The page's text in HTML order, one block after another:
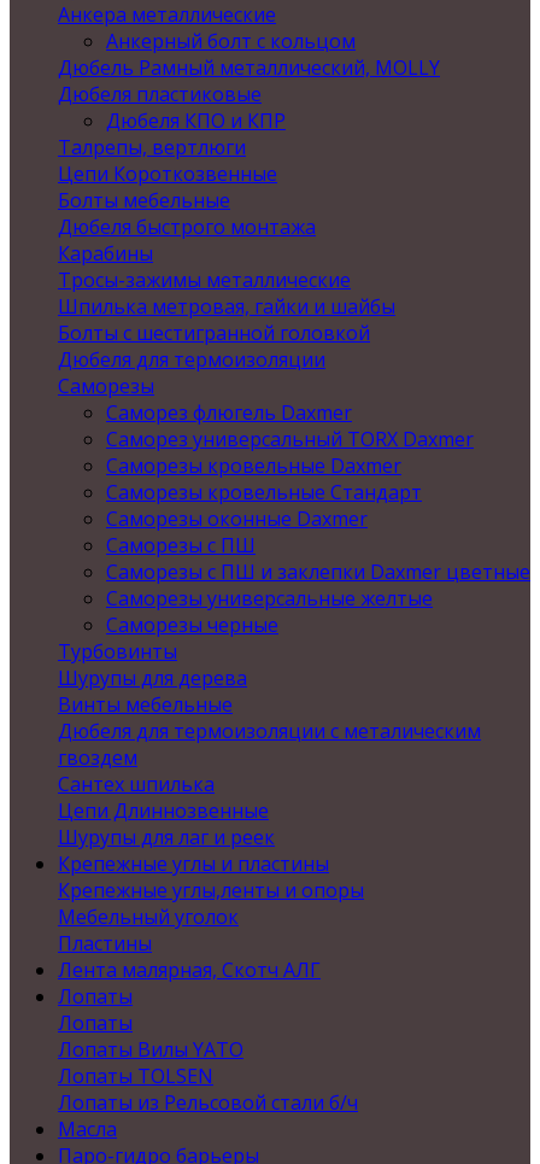
Анкера металлические
Анкерный болт с кольцом
Дюбель Рамный металлический, MOLLY
Дюбеля пластиковые
Дюбеля КПО и КПР
Талрепы, вертлюги
Цепи Короткозвенные
Болты мебельные
Дюбеля быстрого монтажа
Карабины
Тросы-зажимы металлические
Шпилька метровая, гайки и шайбы
Болты с шестигранной головкой
Дюбеля для термоизоляции
Саморезы
Саморез флюгель Daxmer
Саморез универсальный TORX Daxmer
Саморезы кровельные Daxmer
Саморезы кровельные Стандарт
Саморезы оконные Daxmer
Саморезы с ПШ
Саморезы с ПШ и заклепки Daxmer цветные
Саморезы универсальные желтые
Саморезы черные
Турбовинты
Шурупы для дерева
Винты мебельные
Дюбеля для термоизоляции с металическим
гвоздем
Сантех шпилька
Цепи Длиннозвенные
Шурупы для лаг и реек
Крепежные углы и пластины
Крепежные углы,ленты и опоры
Мебельный уголок
Пластины
Лента малярная, Скотч АЛГ
Лопаты
Лопаты
Лопаты Вилы YATO
Лопаты TOLSEN
Лопаты из Рельсовой стали б/ч
Масла
Паро-гидро барьеры